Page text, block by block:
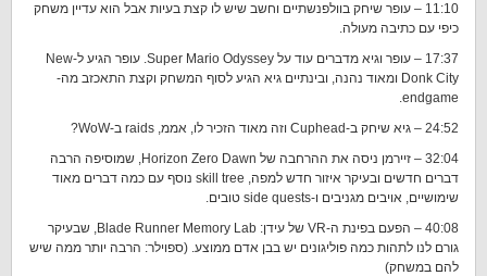
11:10 – עופר שיחק בוולפנשתיים וחשב שיש לו קצת בעיות אבל הוא עדיין משחק
כיפי עם כתיבה מעולה.
17:37 – עופר וגיא מדברים עוד על Super Mario Odyssey. עופר הגיע ל-New
Donk City ומאוד נהנה, ובינתיים גיא הגיע לסוף המשחק וקצת התאכזב מה-
endgame.
24:52 – גיא שיחק ב-Cuphead וזה מאוד הזכיר לו, אממ, raids ב-WoW?
32:04 – זיירמן ניסה את ההרחבה של Horizon Zero Dawn, שמוסיפה הרבה
דברים חדשים ובעיקר איזור חדש למפה, skill tree נוסף עם כמה דברים מאוד
שימושיים, אויבים מגניבים ו-side quests טובים.
40:08 – הפעם בפינת ה-VR של עידן: Blade Runner Memory Lab, שבעיקר
גורם לנו לתהות כמה פוליגונים יש בבן אדם ממוצע. (ספוילר: הרבה יותר ממה שיש
להם במשחק)